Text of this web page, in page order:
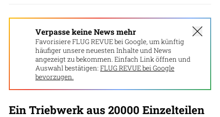
Verpasse keine News mehr
Favorisiere FLUG REVUE bei Google, um künftig
häufiger unsere neuesten Inhalte und News
angezeigt zu bekommen. Einfach Link öffnen und
Auswahl bestätigen: FLUG REVUE bei Google
bevorzugen.
Ein Triebwerk aus 20000 Einzelteilen